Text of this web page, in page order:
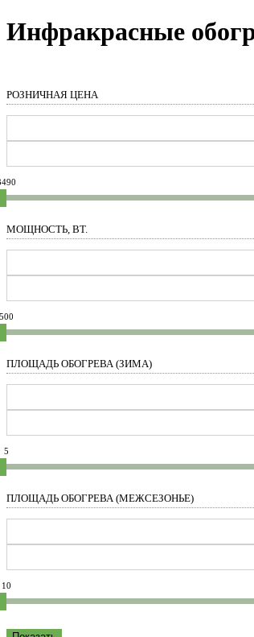
Инфракрасные
РОЗНИЧНАЯ ЦЕНА
МОЩНОСТЬ, ВТ.
ПЛОЩАДЬ ОБОГРЕВА (ЗИМА)
5
ПЛОЩАДЬ ОБОГРЕВА (МЕЖСЕЗОНЬЕ)
10